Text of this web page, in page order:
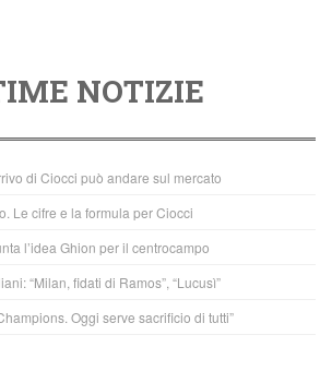
NOTIZIE
di Ciocci può andare sul mercato
Le cifre e la formula per Ciocci
l’idea Ghion per il centrocampo
“Milan, fidati di Ramos”, “Lucusì”
Oggi serve sacrificio di tutti”